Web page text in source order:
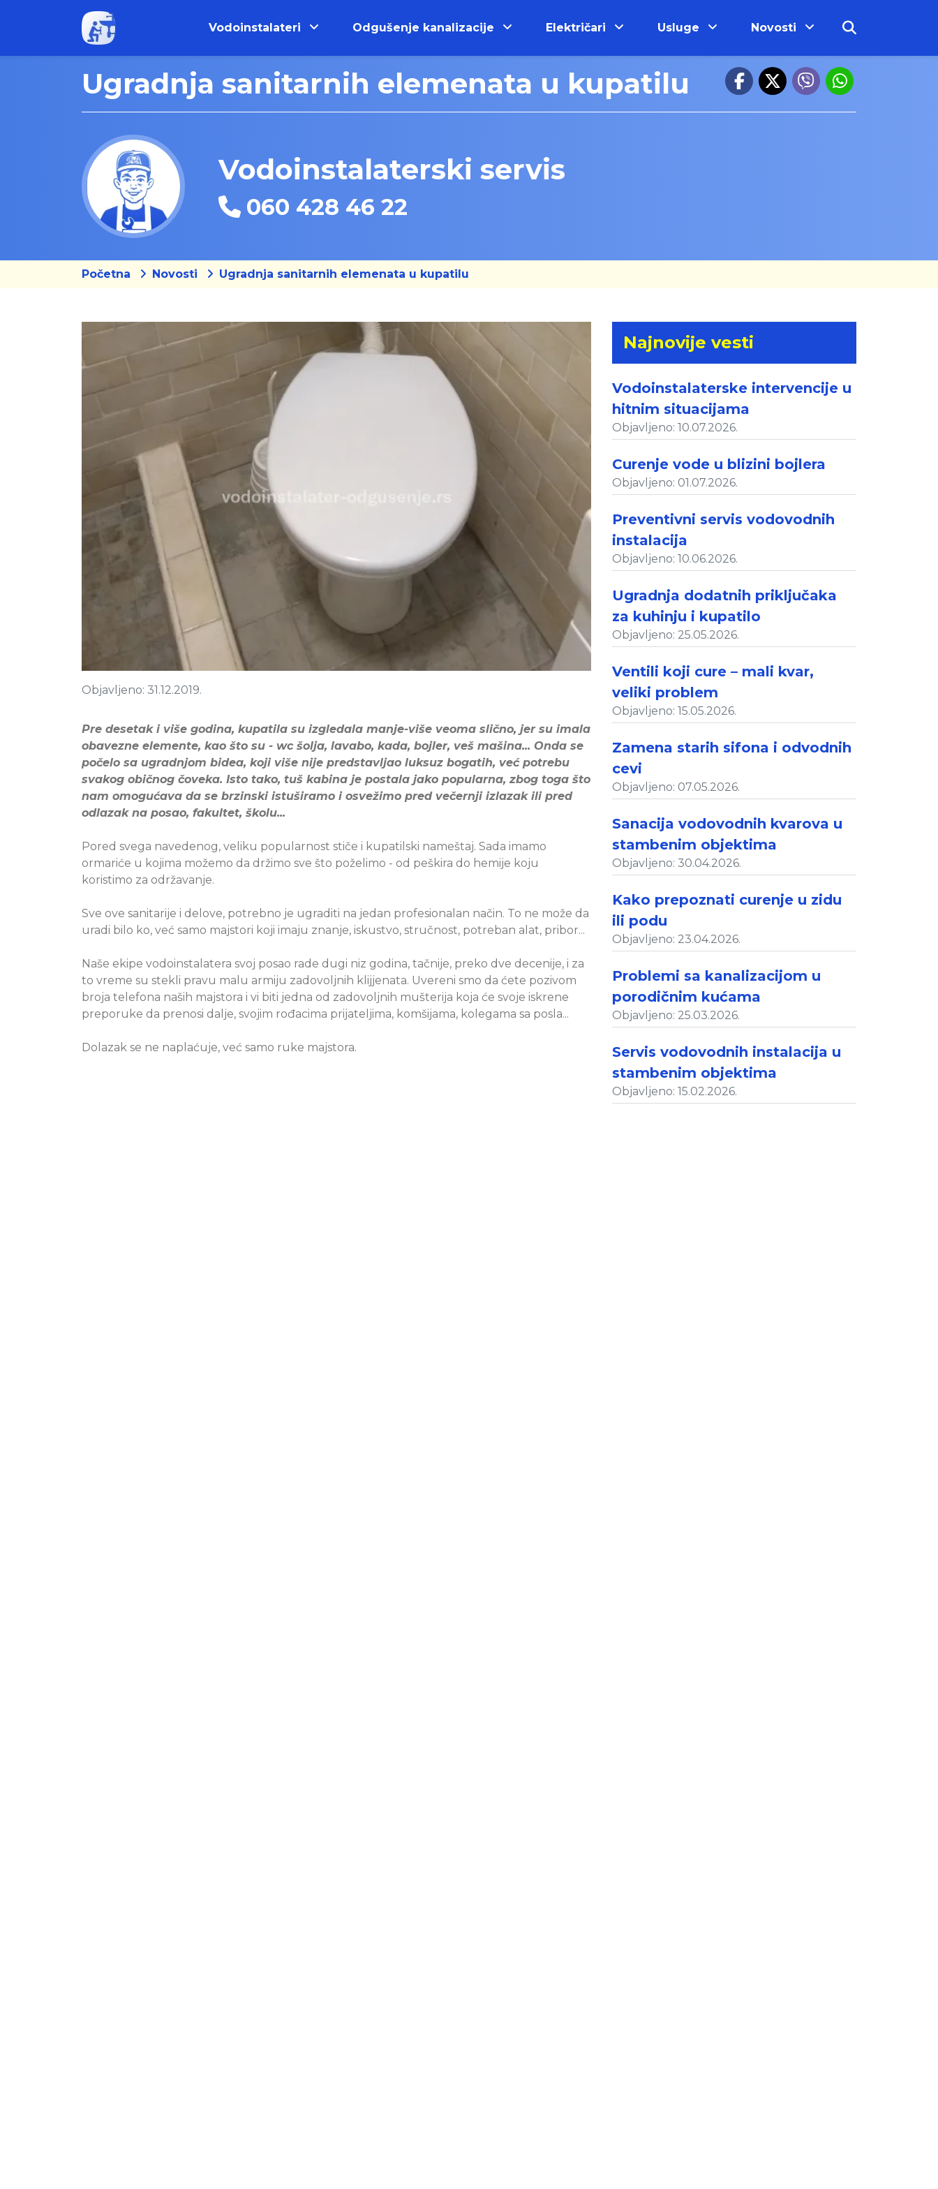
Vodoinstalateri Odgušenje kanalizacije Električari Usluge Novosti
Ugradnja sanitarnih elemenata u kupatilu
Vodoinstalaterski servis
060 428 46 22
Početna Novosti Ugradnja sanitarnih elemenata u kupatilu
Objavljeno: 31.12.2019.
Pre desetak i više godina, kupatila su izgledala manje-više veoma slično, jer su imala
obavezne elemente, kao što su - wc šolja, lavabo, kada, bojler, veš mašina... Onda se
počelo sa ugradnjom bidea, koji više nije predstavljao luksuz bogatih, već potrebu
svakog običnog čoveka. Isto tako, tuš kabina je postala jako popularna, zbog toga što
nam omogućava da se brzinski istuširamo i osvežimo pred večernji izlazak ili pred
odlazak na posao, fakultet, školu...
Pored svega navedenog, veliku popularnost stiče i kupatilski nameštaj. Sada imamo
ormariće u kojima možemo da držimo sve što poželimo - od peškira do hemije koju
koristimo za održavanje.
Sve ove sanitarije i delove, potrebno je ugraditi na jedan profesionalan način. To ne može da
uradi bilo ko, već samo majstori koji imaju znanje, iskustvo, stručnost, potreban alat, pribor...
Naše ekipe vodoinstalatera svoj posao rade dugi niz godina, tačnije, preko dve decenije, i za
to vreme su stekli pravu malu armiju zadovoljnih klijjenata. Uvereni smo da ćete pozivom
broja telefona naših majstora i vi biti jedna od zadovoljnih mušterija koja će svoje iskrene
preporuke da prenosi dalje, svojim rođacima prijateljima, komšijama, kolegama sa posla...
Dolazak se ne naplaćuje, već samo ruke majstora.
Najnovije vesti
Vodoinstalaterske intervencije u
hitnim situacijama
Objavljeno: 10.07.2026.
Curenje vode u blizini bojlera
Objavljeno: 01.07.2026.
Preventivni servis vodovodnih
instalacija
Objavljeno: 10.06.2026.
Ugradnja dodatnih priključaka
za kuhinju i kupatilo
Objavljeno: 25.05.2026.
Ventili koji cure – mali kvar,
veliki problem
Objavljeno: 15.05.2026.
Zamena starih sifona i odvodnih
cevi
Objavljeno: 07.05.2026.
Sanacija vodovodnih kvarova u
stambenim objektima
Objavljeno: 30.04.2026.
Kako prepoznati curenje u zidu
ili podu
Objavljeno: 23.04.2026.
Problemi sa kanalizacijom u
porodičnim kućama
Objavljeno: 25.03.2026.
Servis vodovodnih instalacija u
stambenim objektima
Objavljeno: 15.02.2026.